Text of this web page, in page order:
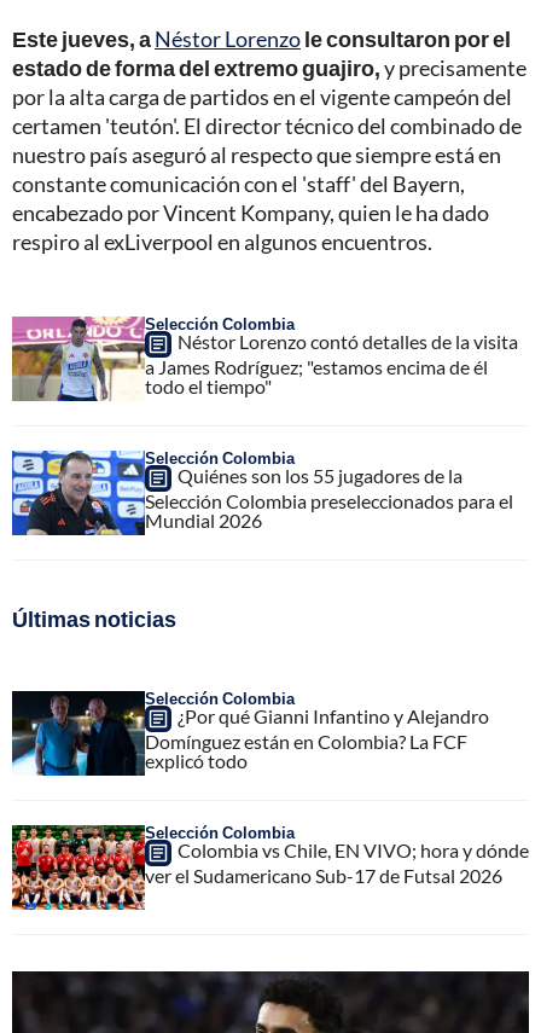
Este jueves, aNéstor Lorenzole consultaron por el
estado de forma del extremo guajiro,y precisamente
por la alta carga de partidos en el vigente campeón del
certamen 'teutón'. El director técnico del combinado de
nuestro país aseguró al respecto que siempre está en
constante comunicación con el 'staff' del Bayern,
encabezado por Vincent Kompany, quien le ha dado
respiro al exLiverpool en algunos encuentros.
Selección Colombia
Néstor Lorenzo contó detalles de la visita
a James Rodríguez; "estamos encima de él
todo el tiempo"
Selección Colombia
Quiénes son los 55 jugadores de la
Selección Colombia preseleccionados para el
Mundial 2026
Últimas noticias
Selección Colombia
¿Por qué Gianni Infantino y Alejandro
Domínguez están en Colombia? La FCF
explicó todo
Selección Colombia
Colombia vs Chile, EN VIVO; hora y dónde
ver el Sudamericano Sub-17 de Futsal 2026